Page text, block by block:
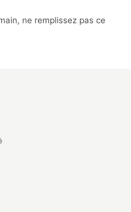
ne remplissez pas ce